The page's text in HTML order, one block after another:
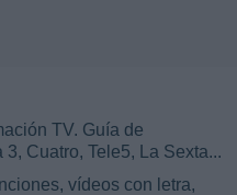
TV. Guía de
Cuatro, Tele5, La Sexta...
vídeos con letra,